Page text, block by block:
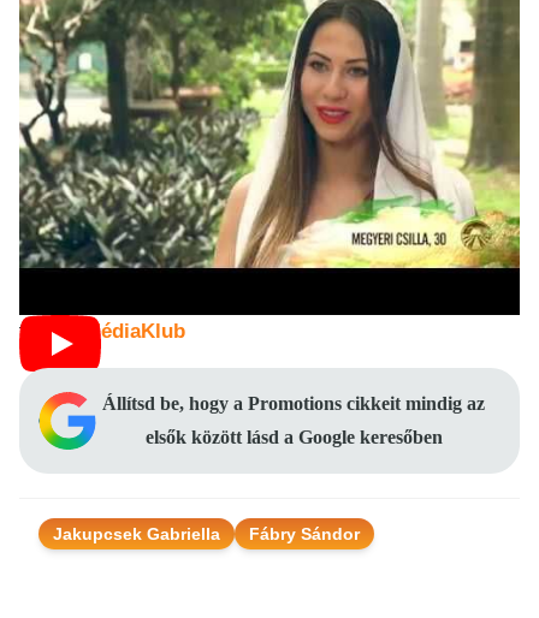
forrás: MédiaKlub
Állítsd be, hogy a Promotions cikkeit mindig az
elsők között lásd a Google keresőben
Jakupcsek Gabriella Fábry Sándor